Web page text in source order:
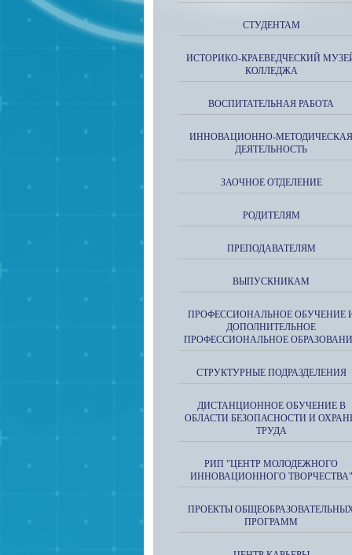
СТУДЕНТАМ
ИСТОРИКО-КРАЕВЕДЧЕСКИЙ
КОЛЛЕДЖА
ВОСПИТАТЕЛЬНАЯ РАБОТА
ИННОВАЦИОННО-МЕТОДИЧЕСКАЯ
ДЕЯТЕЛЬНОСТЬ
ЗАОЧНОЕ ОТДЕЛЕНИЕ
РОДИТЕЛЯМ
ПРЕПОДАВАТЕЛЯМ
ВЫПУСКНИКАМ
ПРОФЕССИОНАЛЬНОЕ ОБУЧЕНИЕ
ДОПОЛНИТЕЛЬНОЕ
ПРОФЕССИОНАЛЬНОЕ
СТРУКТУРНЫЕ ПОДРАЗДЕЛЕНИЯ
ДИСТАНЦИОННОЕ ОБУЧЕНИЕ В
ОБЛАСТИ БЕЗОПАСНОСТИ И
ТРУДА
РИП "ЦЕНТР МОЛОДЕЖНОГО
ИННОВАЦИОННОГО ТВОРЧЕСТВА"
ПРОЕКТЫ
ПРОГРАММ